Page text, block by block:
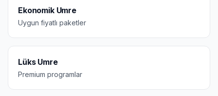
Ekonomik Umre
Uygun fiyatlı paketler
Lüks Umre
Premium programlar